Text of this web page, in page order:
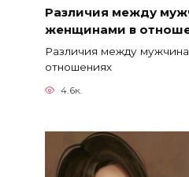
Различия между
женщинами в
Различия между
отношениях
4.6к.